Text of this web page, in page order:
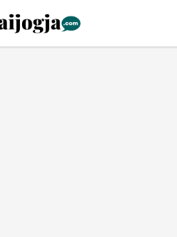
Jogja Terbaru dan Terkini